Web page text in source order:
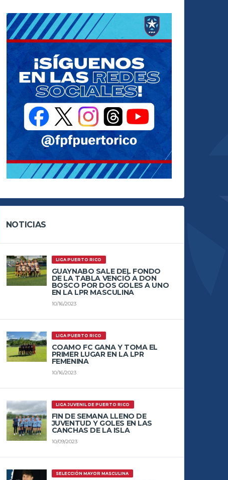
NOTICIAS
LIGA PUERTO RICO
GUAYNABO SALE DEL FONDO
DE LA TABLA VENCIÓ A DON
BOSCO POR DOS GOLES A UNO
EN LA LPR MASCULINA
10/16/2023
LIGA PUERTO RICO
COAMO FC GANA Y TOMA EL
PRIMER LUGAR EN LA LPR
FEMENINA
10/16/2023
LIGA JUVENIL DE PUERTO RICO
FIN DE SEMANA LLENO DE
JUVENTUD Y GOLES EN LAS
CANCHAS DE LA ISLA
10/09/2023
SELECCIÓN MAYOR MASCULINA